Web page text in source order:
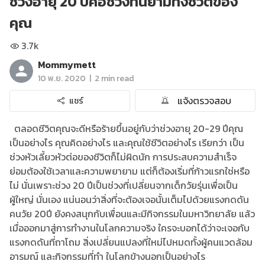
คุณ
3.7k
Mommymett
10 พ.ย. 2020 | 2 min read
แชร์
แจ้งตรวจสอบ
ตลอดชีวิตคุณจะดีหรือร้ายขึ้นอยู่กับว่าช่วงอายุ 20-29 ปีคุณ
เป็นอย่างไร คุณคิดอย่างไร และคุณใช้ชีวิตอย่างไร เรียกว่า เป็น
ช่วงหัวเลี้ยวหัวต่อของชีวิตก็ไม่ผิดนัก การประสบความสำเร็จ
ย่อมต้องใช้เวลาและความพยายาม แต่ก็ต้องเริ่มที่ก้าวแรกใช่หรือ
ไม่ นั่นเพราะช่วง 20 ปีเป็นช่วงที่เปลี่ยนจากเด็กวัยรุ่นเพื่อเป็น
ผู้ใหญ่ นั่นเอง แน่นอนว่าสิ่งที่จะต้องเจอนั้นเต็มไปด้วยแรงกดดัน
คนวัย 20ปี ยังคงสนุกกับเพื่อนและมีกิจกรรมในมหาวิทยาลัย แล้ว
เมื่อออกมาสู่การทำงานในโลกความจริง ใครจะบอกได้ว่าจะเจอกับ
แรงกดดันที่ถาโถม สิ่งเปลี่ยนแปลงที่ใหม่ไปหมดทั้งผู้คนแวดล้อม
อารมณ์ และกิจกรรมที่ทำ ในโลกข้างนอกเป็นอย่างไร